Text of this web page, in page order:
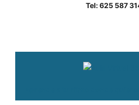
Tel: 625 587